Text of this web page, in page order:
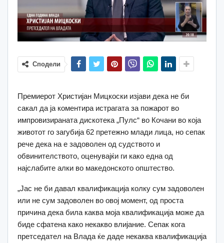
Сподели
Премиерот Христијан Мицкоски изјави дека не би
сакал да ја коментира истрагата за пожарот во
импровизираната дискотека „Пулс“ во Кочани во која
животот го загубија 62 претежно млади лица, но сепак
рече дека на е задоволен од судството и
обвинителството, оценувајќи ги како една од
најслабите алки во македонското општество.
„Јас не би давал квалификација колку сум задоволен
или не сум задоволен во овој момент, од проста
причина дека била каква моја квалификација може да
биде сфатена како некакво влијание. Сепак кога
претседател на Влада ќе даде некаква квалификација